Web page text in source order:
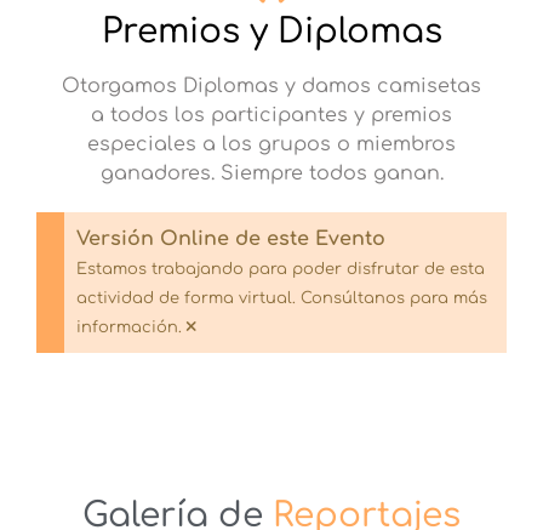
Premios y Diplomas
Otorgamos Diplomas y damos camisetas
a todos los participantes y premios
especiales a los grupos o miembros
ganadores. Siempre todos ganan.
Versión Online de este Evento
Estamos trabajando para poder disfrutar de esta
actividad de forma virtual. Consúltanos para más
información. ×
Galería de Reportajes